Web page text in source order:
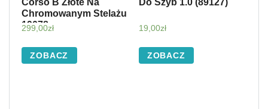
Corso B Złote Na
Chromowanym Stelażu
19078
299,00zł
ZOBACZ
Do Szyb 1.0 (89127)
19,00zł
ZOBACZ